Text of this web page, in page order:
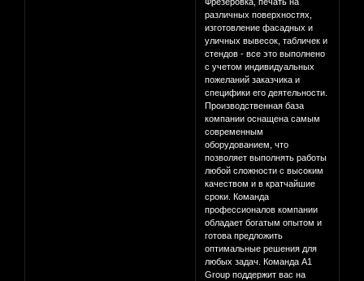
различных поверхностях,
изготовление фасадных и
уличных вывесок, табличек и
стендов - все это выполнено
с учетом индивидуальных
пожеланий заказчика и
специфики его деятельности.
Производственная база
компании оснащена самым
современным
оборудованием, что
позволяет выполнять работы
любой сложности с высоким
качеством и в кратчайшие
сроки. Команда
профессионалов компании
обладает богатым опытом и
готова предложить
оптимальные решения для
любых задач. Команда A1
Group поддержит вас на